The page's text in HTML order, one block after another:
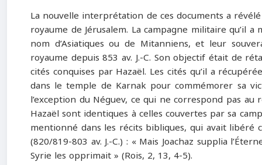
La nouvelle interprétation de ces documents a
royaume de Jérusalem. La campagne militaire qu’il
nom d’Asiatiques ou de Mitanniens, et leur
royaume depuis 853 av. J.-C. Son objectif était de
cités conquises par Hazaël. Les cités qu’il a
dans le temple de Karnak pour commémorer sa
l’exception du Néguev, ce qui ne correspond pas
Hazaël sont identiques à celles couvertes par sa
mentionné dans les récits bibliques, qui avait
(820/819-803 av. J.-C.) : « Mais Joachaz supplia
Syrie les opprimait » (Rois, 2, 13, 4-5).